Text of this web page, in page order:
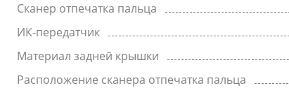
Сканер отпечатка пальца
ИК-передатчик
Материал задней крышки
Расположение сканера отпечатка пальца